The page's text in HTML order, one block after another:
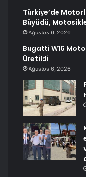
Türkiye’de
Büyüdü,
Ağustos 6, 2026
Bugatti W16
Üretildi
Ağustos 6, 2026